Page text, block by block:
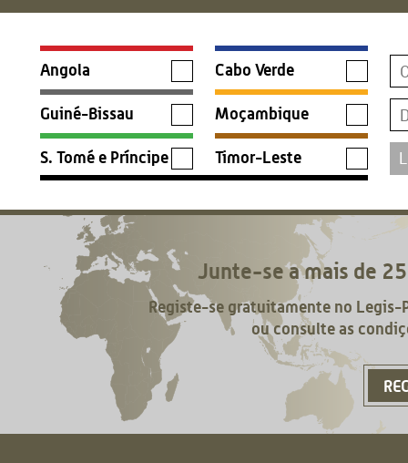
Angola
Guiné-Bissau
S. Tomé e Príncipe
Cabo Verde
Moçambique
Timor-Leste
Junte-se a mais de
Registe-se gratuitamente no Legis-
ou consulte as